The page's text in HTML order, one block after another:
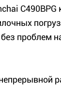
C490BPG
проблем